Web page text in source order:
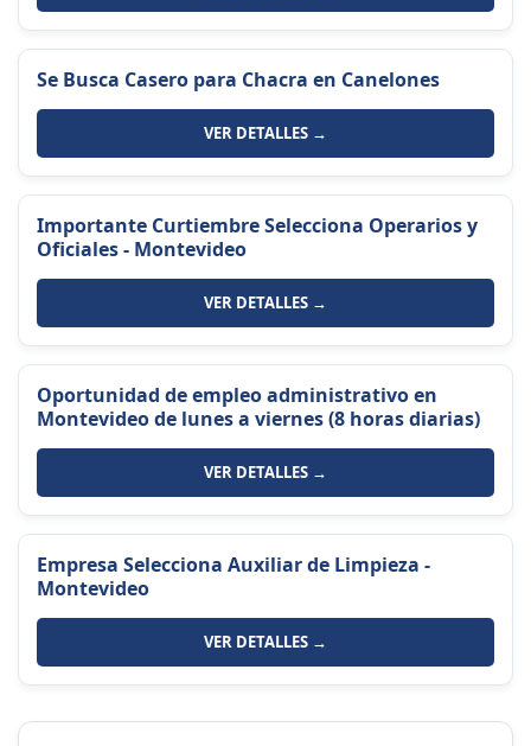
Se Busca Casero para Chacra en Canelones
VER DETALLES →
Importante Curtiembre Selecciona Operarios y
Oficiales - Montevideo
VER DETALLES →
Oportunidad de empleo administrativo en
Montevideo de lunes a viernes (8 horas diarias)
VER DETALLES →
Empresa Selecciona Auxiliar de Limpieza -
Montevideo
VER DETALLES →